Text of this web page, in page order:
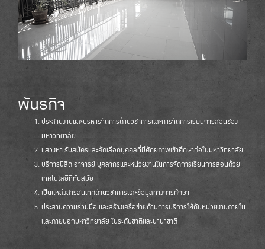
พันธกิจ
ประสานงานและบริหารจัดการด้านวิชาการและการจัดการเรียนการสอนชอง
มหาวิทยาลัย
แสวงหา รับสมัครและคัดเลือกบุคคลที่มีศักยภาพเข้าศึกษาต่อในมหาวิทยาลัย
บริการนิสิต อาจารย์ บุคลากรและหน่วยงานในการจัดการเรียนการสอนด้วย
เทคโนโลยีที่ทันสมัย
เป็นแหล่งสารสนเทศด้านวิชาการและข้อมูลทางการศึกษา
ประสานความร่วมมือ และสร้างเครือข่ายด้านการบริการให้กับหน่วยงานภายใน
และภายนอกมหาวิทยาลัย ในระดับชาติและนานาชาติ